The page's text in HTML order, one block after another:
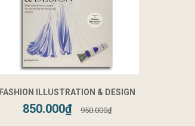
FASHION ILLUSTRATION & DESIGN
850.000₫ 950.000₫